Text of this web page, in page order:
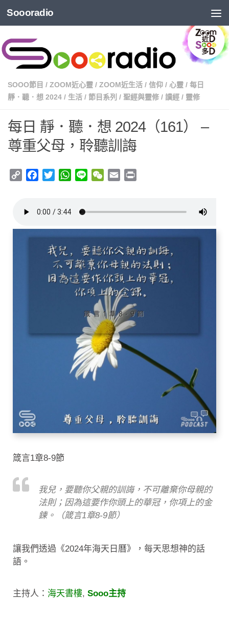
Soooradio
SOOO節目 / ZOOM近心靈 / ZOOM近生活 / 信仰 / 心靈 / 每日
靜．聽．想 2024 / 生活 / 節目系列 / 聖經與靈修 / 讀經 / 靈修
每日 靜．聽．想 2024（161） –
尊重父母，聆聽訓誨
Copy
Facebook
TwitterWhatsApp
Line WeChat
Email
箴言1章8-9節
我兒，要聽你父親的訓誨，不可離棄你母親的
法則；因為這要作你頭上的華冠，你項上的金
鍊。（箴言1章8-9節）
讓我們透過《2024年海天日曆》，每天思想神的話
語。
主持人： 海天書樓, Sooo主持